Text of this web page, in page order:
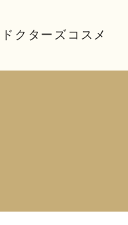
ドクターズコスメ